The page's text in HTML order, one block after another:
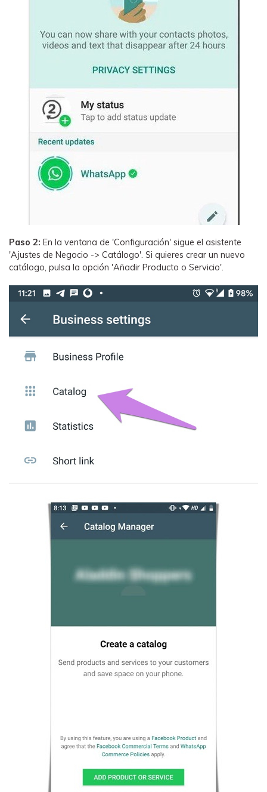
Paso 2: En la ventana de 'Configuración' sigue el asistente
'Ajustes de Negocio -> Catálogo'. Si quieres crear un nuevo
catálogo, pulsa la opción 'Añadir Producto o Servicio'.